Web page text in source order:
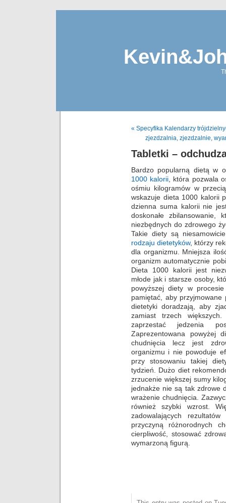
« Specyfika Kalendarzy
zjezdzalnia, zjezdzalnie,
Tabletki –
Bardzo popularną dietą w
1000 kalorii , która pozwala
ośmiu kilogramów w
wskazuje dieta 1000 kalorii
dzienna suma kalorii nie
doskonałe zbilansowanie,
niezbędnych do zdrowego
Takie diety są
rodzaju dietetyków, którzy
dla organizmu. Mniejsza
organizm automatycznie
Dieta 1000 kalorii jest
młode jak i starsze osoby,
powyższej diety w
pamiętać, aby przyjmowane
dietetyki doradzają, aby
zamiast trzech
zaprzestać jedzenia
Zaprezentowana powyżej
chudnięcia lecz jest
organizmu i nie powoduje
przy stosowaniu takiej
tydzień. Dużo diet
zrzucenie większej sumy
jednakże nie są tak zdrowe
wrażenie chudnięcia.
również szybki wzrost.
zadowalających
przyczyną różnorodnych
cierpliwość, stosować
wymarzoną figurą.